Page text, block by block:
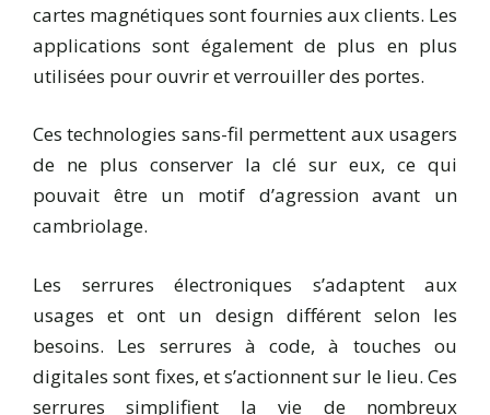
cartes magnétiques sont fournies aux clients. Les
applications sont également de plus en plus
utilisées pour ouvrir et verrouiller des portes.
Ces technologies sans-fil permettent aux usagers
de ne plus conserver la clé sur eux, ce qui
pouvait être un motif d’agression avant un
cambriolage.
Les serrures électroniques s’adaptent aux
usages et ont un design différent selon les
besoins. Les serrures à code, à touches ou
digitales sont fixes, et s’actionnent sur le lieu. Ces
serrures simplifient la vie de nombreux